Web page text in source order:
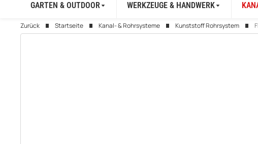
GARTEN & OUTDOOR WERKZEUGE & HANDWERK
Zurück Startseite Kanal- & Rohrsysteme Kunststoff Rohrsystem